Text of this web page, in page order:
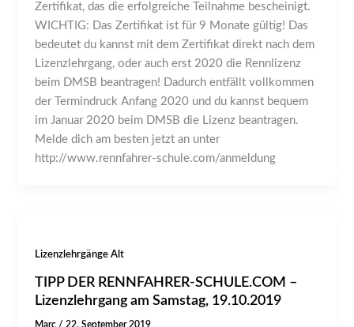
Zertifikat, das die erfolgreiche Teilnahme bescheinigt.
WICHTIG: Das Zertifikat ist für 9 Monate gültig! Das
bedeutet du kannst mit dem Zertifikat direkt nach dem
Lizenzlehrgang, oder auch erst 2020 die Rennlizenz
beim DMSB beantragen! Dadurch entfällt vollkommen
der Termindruck Anfang 2020 und du kannst bequem
im Januar 2020 beim DMSB die Lizenz beantragen.
Melde dich am besten jetzt an unter
http://www.rennfahrer-schule.com/anmeldung
Lizenzlehrgänge Alt
TIPP DER RENNFAHRER-SCHULE.COM –
Lizenzlehrgang am Samstag, 19.10.2019
Marc /22. September 2019